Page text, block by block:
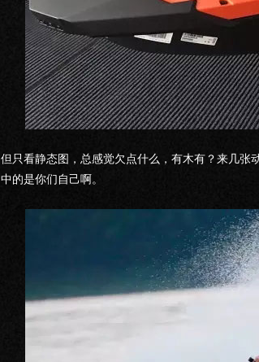
但只看静态图，总感觉欠点什么，有木有？来几张
中的是你们自己啊。